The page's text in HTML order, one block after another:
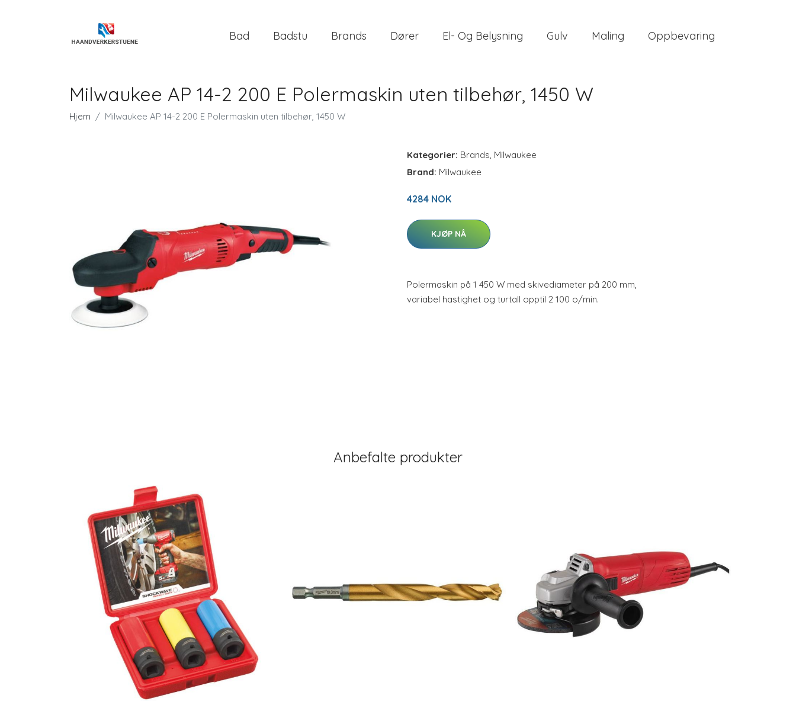
Bad Badstu Brands Dører El- Og Belysning Gulv Maling Oppbevaring
Milwaukee AP 14-2 200 E Polermaskin uten tilbehør, 1450 W
Hjem Milwaukee AP 14-2 200 E Polermaskin uten tilbehør, 1450 W
Kategorier: Brands, Milwaukee
Brand: Milwaukee
4284 NOK
KJØP NÅ
Polermaskin på 1 450 W med skivediameter på 200 mm,
variabel hastighet og turtall opptil 2 100 o/min.
Anbefalte produkter